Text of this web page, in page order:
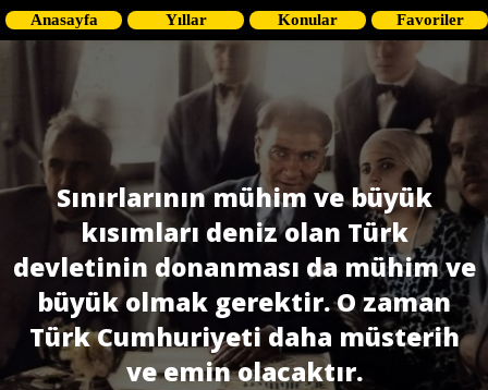
Anasayfa Yıllar Konular Favoriler
Sınırlarının mühim ve büyük
kısımları deniz olan Türk
devletinin donanması da mühim ve
büyük olmak gerektir. O zaman
Türk Cumhuriyeti daha müsterih
ve emin olacaktır.